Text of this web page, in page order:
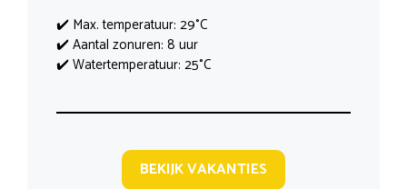
✔️ Max. temperatuur: 29°C
✔️ Aantal zonuren: 8 uur
✔️ Watertemperatuur: 25°C
BEKIJK VAKANTIES